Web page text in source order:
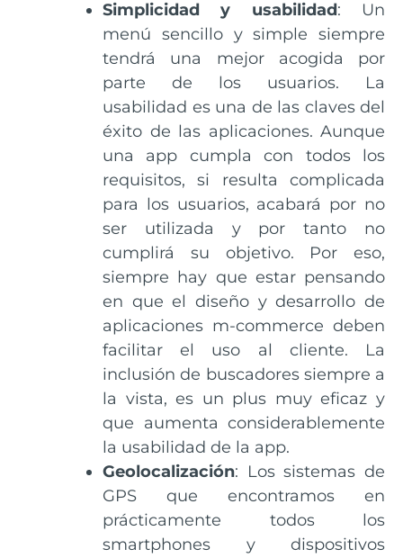
Simplicidad y usabilidad: Un
menú sencillo y simple siempre
tendrá una mejor acogida por
parte de los usuarios. La
usabilidad es una de las claves del
éxito de las aplicaciones. Aunque
una app cumpla con todos los
requisitos, si resulta complicada
para los usuarios, acabará por no
ser utilizada y por tanto no
cumplirá su objetivo. Por eso,
siempre hay que estar pensando
en que el diseño y desarrollo de
aplicaciones m-commerce deben
facilitar el uso al cliente. La
inclusión de buscadores siempre a
la vista, es un plus muy eficaz y
que aumenta considerablemente
la usabilidad de la app.
Geolocalización: Los sistemas de
GPS que encontramos en
prácticamente todos los
smartphones y dispositivos